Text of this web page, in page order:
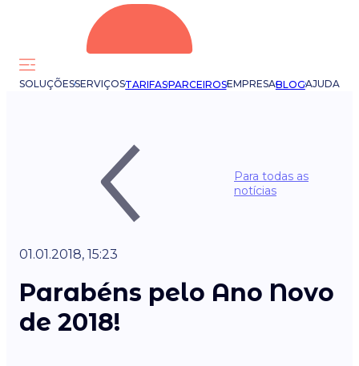
SOLUÇÕESSERVIÇOSTARIFASPARCEIROSEMPRESABLOGAJUDA
Para todas as
notícias
01.01.2018, 15:23
Parabéns pelo Ano Novo
de 2018!